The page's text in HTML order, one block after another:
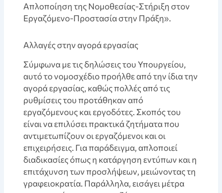
Απλοποίηση της Νομοθεσίας-Στήριξη στον
Εργαζόμενο-Προστασία στην Πράξη».
Αλλαγές στην αγορά εργασίας
Σύμφωνα με τις δηλώσεις του Υπουργείου,
αυτό το νομοσχέδιο προήλθε από την ίδια την
αγορά εργασίας, καθώς πολλές από τις
ρυθμίσεις του προτάθηκαν από
εργαζόμενους και εργοδότες. Σκοπός του
είναι να επιλύσει πρακτικά ζητήματα που
αντιμετωπίζουν οι εργαζόμενοι και οι
επιχειρήσεις. Για παράδειγμα, απλοποιεί
διαδικασίες όπως η κατάργηση εντύπων και η
επιτάχυνση των προσλήψεων, μειώνοντας τη
γραφειοκρατία. Παράλληλα, εισάγει μέτρα